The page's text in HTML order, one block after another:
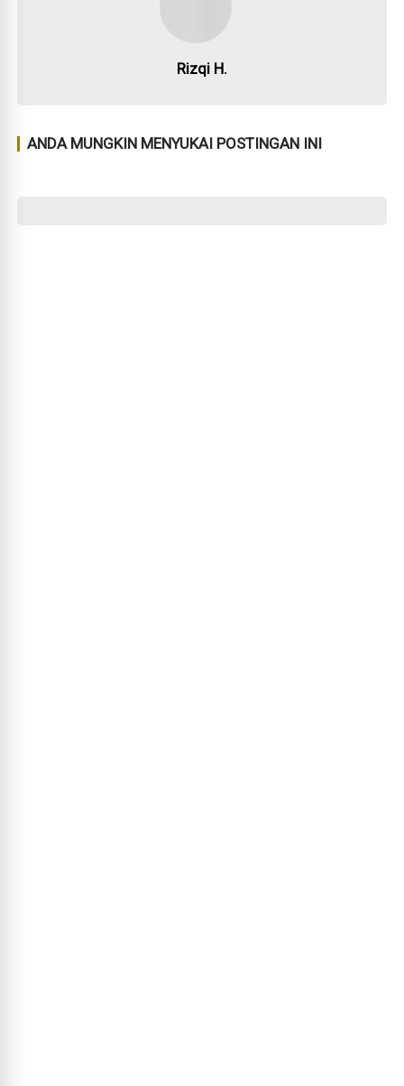
Rizqi H.
ANDA MUNGKIN MENYUKAI POSTINGAN INI